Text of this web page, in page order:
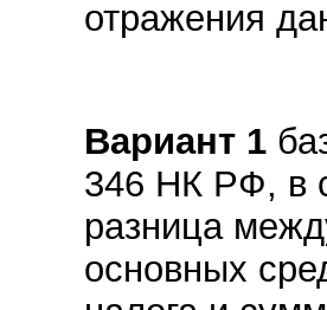
отражения
Вариант 1
346 НК РФ, в
разница
основных